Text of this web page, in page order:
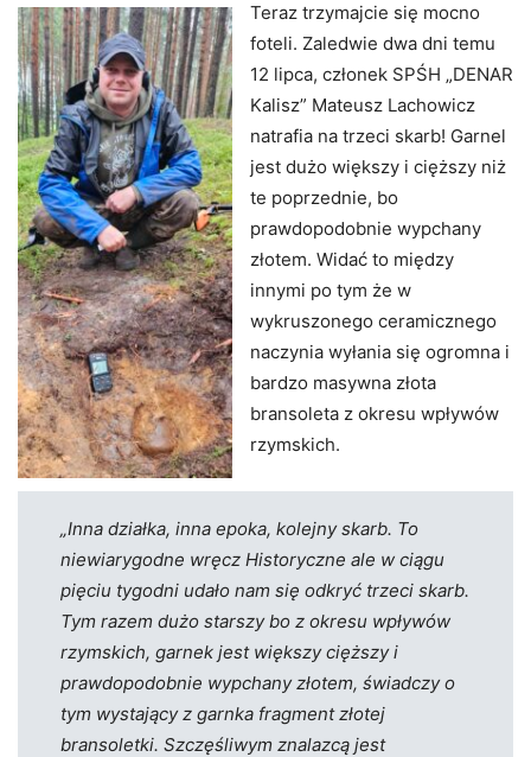
Teraz trzymajcie się mocno
foteli. Zaledwie dwa dni temu
12 lipca, członek SPŚH „DENAR
Kalisz” Mateusz Lachowicz
natrafia na trzeci skarb! Garnel
jest dużo większy i cięższy niż
te poprzednie, bo
prawdopodobnie wypchany
złotem. Widać to między
innymi po tym że w
wykruszonego ceramicznego
naczynia wyłania się ogromna i
bardzo masywna złota
bransoleta z okresu wpływów
rzymskich.
„Inna działka, inna epoka, kolejny skarb. To
niewiarygodne wręcz Historyczne ale w ciągu
pięciu tygodni udało nam się odkryć trzeci skarb.
Tym razem dużo starszy bo z okresu wpływów
rzymskich, garnek jest większy cięższy i
prawdopodobnie wypchany złotem, świadczy o
tym wystający z garnka fragment złotej
bransoletki. Szczęśliwym znalazcą jest